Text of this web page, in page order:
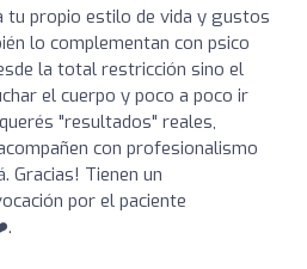
tu propio estilo de vida y gustos
lo complementan con psico
la total restricción sino el
el cuerpo y poco a poco ir
"resultados" reales,
con profesionalismo
Gracias! Tienen un
por el paciente